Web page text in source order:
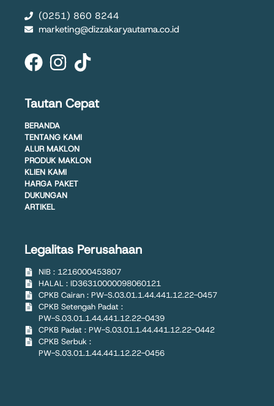
(0251) 860 8244
marketing@dizzakaryautama.co.id
Tautan Cepat
BERANDA
TENTANG KAMI
ALUR MAKLON
PRODUK MAKLON
KLIEN KAMI
HARGA PAKET
DUKUNGAN
ARTIKEL
Legalitas Perusahaan
NIB : 1216000453807
HALAL : ID36310000098060121
CPKB Cairan : PW-S.03.01.1.44.441.12.22-0457
CPKB Setengah Padat :
PW-S.03.01.1.44.441.12.22-0439
CPKB Padat : PW-S.03.01.1.44.441.12.22-0442
CPKB Serbuk :
PW-S.03.01.1.44.441.12.22-0456